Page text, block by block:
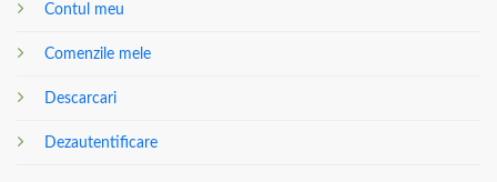
Contul meu
Comenzile mele
Descarcari
Dezautentificare